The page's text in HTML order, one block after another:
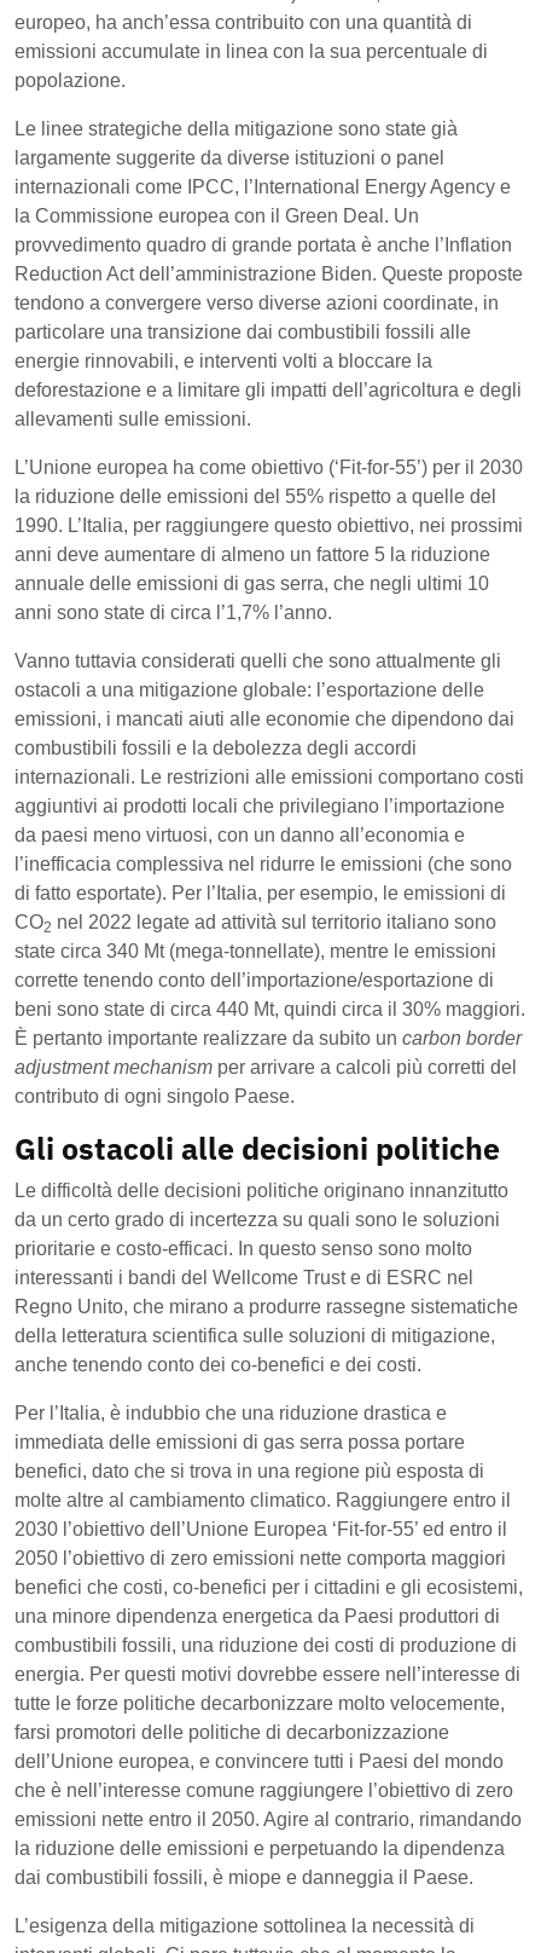
europeo, ha anch’essa contribuito con una quantità di
emissioni accumulate in linea con la sua percentuale di
popolazione.
Le linee strategiche della mitigazione sono state già
largamente suggerite da diverse istituzioni o panel
internazionali come IPCC, l’International Energy Agency e
la Commissione europea con il Green Deal. Un
provvedimento quadro di grande portata è anche l’Inflation
Reduction Act dell’amministrazione Biden. Queste proposte
tendono a convergere verso diverse azioni coordinate, in
particolare una transizione dai combustibili fossili alle
energie rinnovabili, e interventi volti a bloccare la
deforestazione e a limitare gli impatti dell’agricoltura e degli
allevamenti sulle emissioni.
L’Unione europea ha come obiettivo (‘Fit-for-55’) per il 2030
la riduzione delle emissioni del 55% rispetto a quelle del
1990. L’Italia, per raggiungere questo obiettivo, nei prossimi
anni deve aumentare di almeno un fattore 5 la riduzione
annuale delle emissioni di gas serra, che negli ultimi 10
anni sono state di circa l’1,7% l’anno.
Vanno tuttavia considerati quelli che sono attualmente gli
ostacoli a una mitigazione globale: l’esportazione delle
emissioni, i mancati aiuti alle economie che dipendono dai
combustibili fossili e la debolezza degli accordi
internazionali. Le restrizioni alle emissioni comportano costi
aggiuntivi ai prodotti locali che privilegiano l’importazione
da paesi meno virtuosi, con un danno all’economia e
l’inefficacia complessiva nel ridurre le emissioni (che sono
di fatto esportate). Per l’Italia, per esempio, le emissioni di
CO2 nel 2022 legate ad attività sul territorio italiano sono
state circa 340 Mt (mega-tonnellate), mentre le emissioni
corrette tenendo conto dell’importazione/esportazione di
beni sono state di circa 440 Mt, quindi circa il 30% maggiori.
È pertanto importante realizzare da subito un carbon border
adjustment mechanism per arrivare a calcoli più corretti del
contributo di ogni singolo Paese.
Gli ostacoli alle decisioni politiche
Le difficoltà delle decisioni politiche originano innanzitutto
da un certo grado di incertezza su quali sono le soluzioni
prioritarie e costo-efficaci. In questo senso sono molto
interessanti i bandi del Wellcome Trust e di ESRC nel
Regno Unito, che mirano a produrre rassegne sistematiche
della letteratura scientifica sulle soluzioni di mitigazione,
anche tenendo conto dei co-benefici e dei costi.
Per l’Italia, è indubbio che una riduzione drastica e
immediata delle emissioni di gas serra possa portare
benefici, dato che si trova in una regione più esposta di
molte altre al cambiamento climatico. Raggiungere entro il
2030 l’obiettivo dell’Unione Europea ‘Fit-for-55’ ed entro il
2050 l’obiettivo di zero emissioni nette comporta maggiori
benefici che costi, co-benefici per i cittadini e gli ecosistemi,
una minore dipendenza energetica da Paesi produttori di
combustibili fossili, una riduzione dei costi di produzione di
energia. Per questi motivi dovrebbe essere nell’interesse di
tutte le forze politiche decarbonizzare molto velocemente,
farsi promotori delle politiche di decarbonizzazione
dell’Unione europea, e convincere tutti i Paesi del mondo
che è nell’interesse comune raggiungere l’obiettivo di zero
emissioni nette entro il 2050. Agire al contrario, rimandando
la riduzione delle emissioni e perpetuando la dipendenza
dai combustibili fossili, è miope e danneggia il Paese.
L’esigenza della mitigazione sottolinea la necessità di